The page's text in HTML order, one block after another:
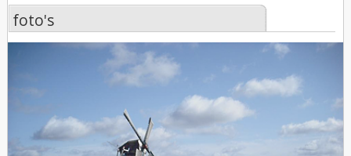
foto's